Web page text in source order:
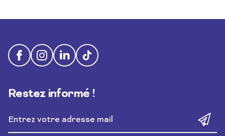
FacebookInstagramLinkedinTiktok
Restez informé !